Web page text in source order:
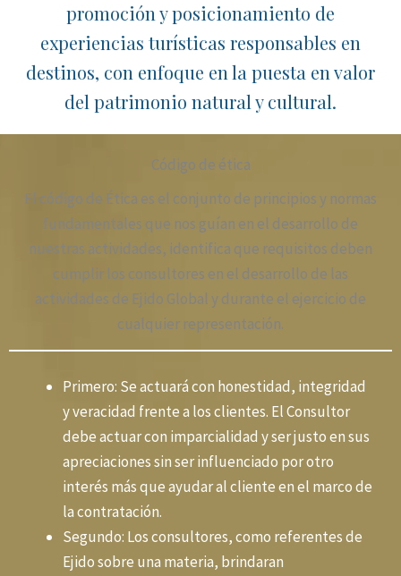
promoción y posicionamiento de
experiencias turísticas responsables en
destinos, con enfoque en la puesta en valor
del patrimonio natural y cultural.
Código de ética
El código de Ética es el conjunto de principios y normas
fundamentales que nos guían en el desarrollo de
nuestras actividades, identifica que requisitos deben
cumplir los consultores en el desarrollo de las
actividades de Ejido Global y durante el ejercicio de
cualquier representación.
Primero: Se actuará con honestidad, integridad
y veracidad frente a los clientes. El Consultor
debe actuar con imparcialidad y ser justo en sus
apreciaciones sin ser influenciado por otro
interés más que ayudar al cliente en el marco de
la contratación.
Segundo: Los consultores, como referentes de
Ejido sobre una materia, brindaran